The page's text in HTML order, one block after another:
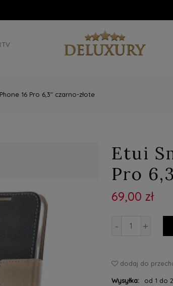
16 Pro 6,3" czarno-złote
Etui
Pro
69,00 zł
- +
dodaj do
Wysyłka: od 1 do